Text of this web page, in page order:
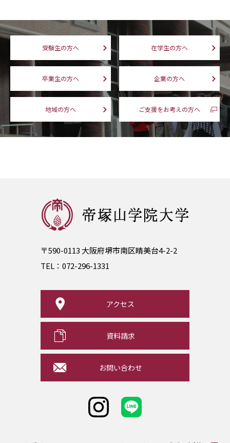
受験生の方へ 在学生の方へ
卒業生の方へ 企業の方へ
地域の方へ ご支援をお考えの方へ
〒590-0113 大阪府堺市南区晴美台4-2-2
TEL： 072-296-1331
アクセス
資料請求
お問い合わせ